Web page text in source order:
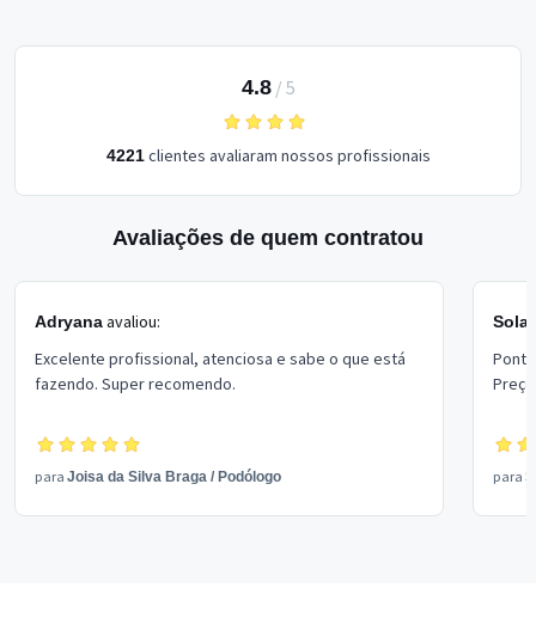
4.8/ 5
4221clientes avaliaram nossos profissionais
Avaliações de quem contratou
Adryanaavaliou:
Excelente profissional, atenciosa e sabe o que está
fazendo. Super recomendo.
para Joisa da Silva Braga / Podólogo para